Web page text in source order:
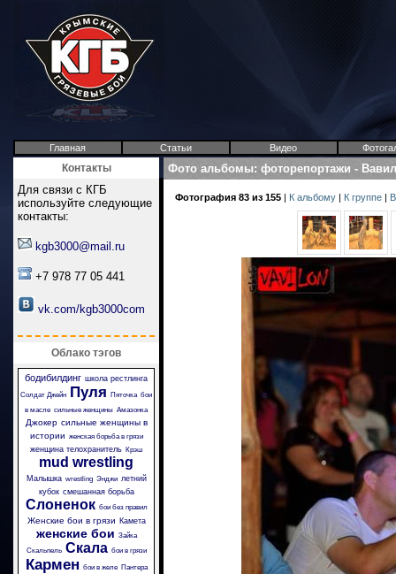
Главная Статьи Видео
Контакты
Для связи с КГБ
используйте следующие
контакты:
kgb3000@mail.ru
+7 978 77 05 441
vk.com/kgb3000com
Облако тэгов
бодибилдинг школа рестлинга
Солдат Джейн Пуля Пяточка бои
в масле сильные женщины Амазонка
Джокер сильные женщины в
истории женская борьба в грязи
женщина телохранитель Крэш
mud wrestling
Малышка wrestling Энджи летний
кубок смешанная борьба
Слоненок бои без правил
Женские бои в грязи Камета
женские бои Зайка
Скальпель Скала бои в грязи
Кармен бои в желе
Пантера
Фото альбомы: фоторепортажи -
Фотография 83 из 155 | К альбому | К группе |